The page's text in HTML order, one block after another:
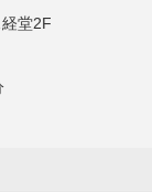
堂2F